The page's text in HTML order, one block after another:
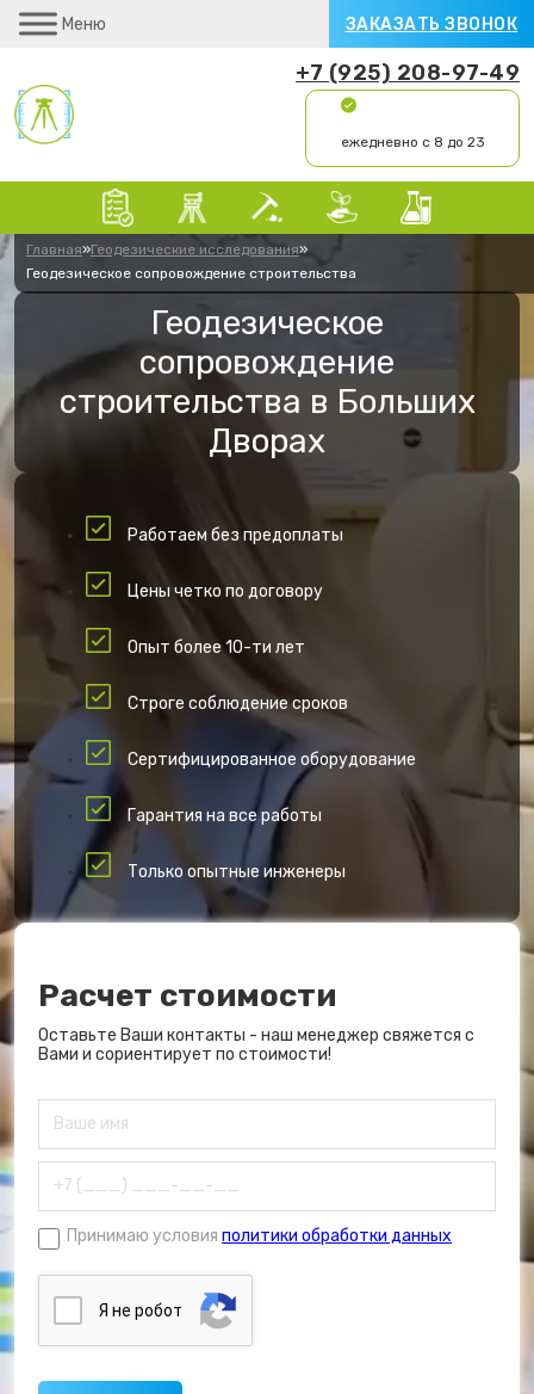
Меню ЗАКАЗАТЬ ЗВОНОК
+7 (925) 208-97-49
ежедневно с 8 до 23
Главная»Геодезические исследования»
Геодезическое сопровождение строительства
Геодезическое
сопровождение
строительства в Больших
Дворах
Работаем без предоплаты
Цены четко по договору
Опыт более 10-ти лет
Строге соблюдение сроков
Сертифицированное оборудование
Гарантия на все работы
Только опытные инженеры
Расчет стоимости
Оставьте Ваши контакты - наш менеджер свяжется с
Вами и сориентирует по стоимости!
Принимаю условия политики обработки данных
Я нe poбoт